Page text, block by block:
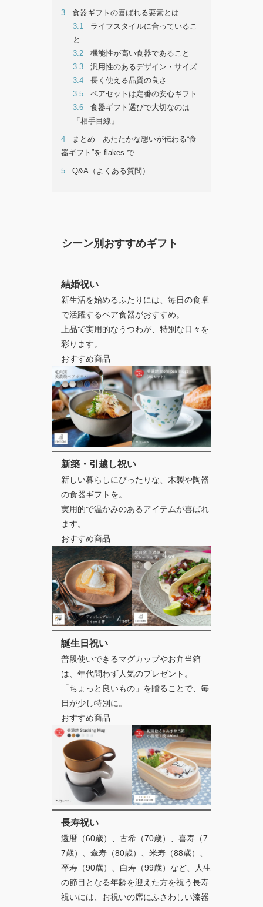
3
食器ギフトの喜ばれる要素とは
3.1
ライフスタイルに合っているこ
と
3.2
機能性が高い食器であること
3.3
汎用性のあるデザイン・サイズ
3.4
長く使える品質の良さ
3.5
ペアセットは定番の安心ギフト
3.6
食器ギフト選びで大切なのは
「相手目線」
4
まとめ｜あたたかな想いが伝わる“食
器ギフト”を flakes で
5 Q&A（よくある質問）
シーン別おすすめギフト
結婚祝い
新生活を始めるふたりには、毎日の食卓
で活躍するペア食器がおすすめ。
上品で実用的なうつわが、特別な日々を
彩ります。
おすすめ商品
新築・引越し祝い
新しい暮らしにぴったりな、木製や陶器
の食器ギフトを。
実用的で温かみのあるアイテムが喜ばれ
ます。
おすすめ商品
誕生日祝い
普段使いできるマグカップやお弁当箱
は、年代問わず人気のプレゼント。
「ちょっと良いもの」を贈ることで、毎
日が少し特別に。
おすすめ商品
長寿祝い
還暦（60歳）、古希（70歳）、喜寿（7
7歳）、傘寿（80歳）、米寿（88歳）、
卒寿（90歳）、白寿（99歳）など、人生
の節目となる年齢を迎えた方を祝う長寿
祝いには、お祝いの席にふさわしい漆器